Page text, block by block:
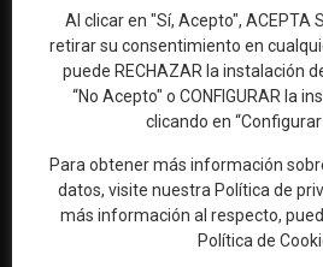
Web oficial de Turismo del Excmo.
la Reina
OFICINA DE TURISMO
Ronda del Cañillo, s/n
45600 Talavera de la Reina (Toledo)
oficinaturismo@talavera.org
Al clicar en "Sí, Acepto", ACEPTA
retirar su consentimiento en
puede RECHAZAR la instalación
“No Acepto" o CONFIGURAR la
clicando en “Configurar
Para obtener más información
datos, visite nuestra Política de
más información al respecto,
Política de